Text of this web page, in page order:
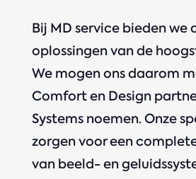
Bij MD service bieden we
oplossingen van de
We mogen ons daarom
Comfort en Design
Systems noemen. Onze
zorgen voor een
van beeld- en